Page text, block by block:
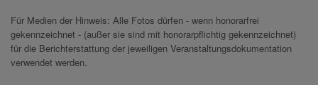
Für Medien der Hinweis: Alle Fotos dürfen - wenn honorarfrei
gekennzeichnet - (außer sie sind mit honorarpflichtig gekennzeichnet)
für die Berichterstattung der jeweiligen Veranstaltungsdokumentation
verwendet werden.